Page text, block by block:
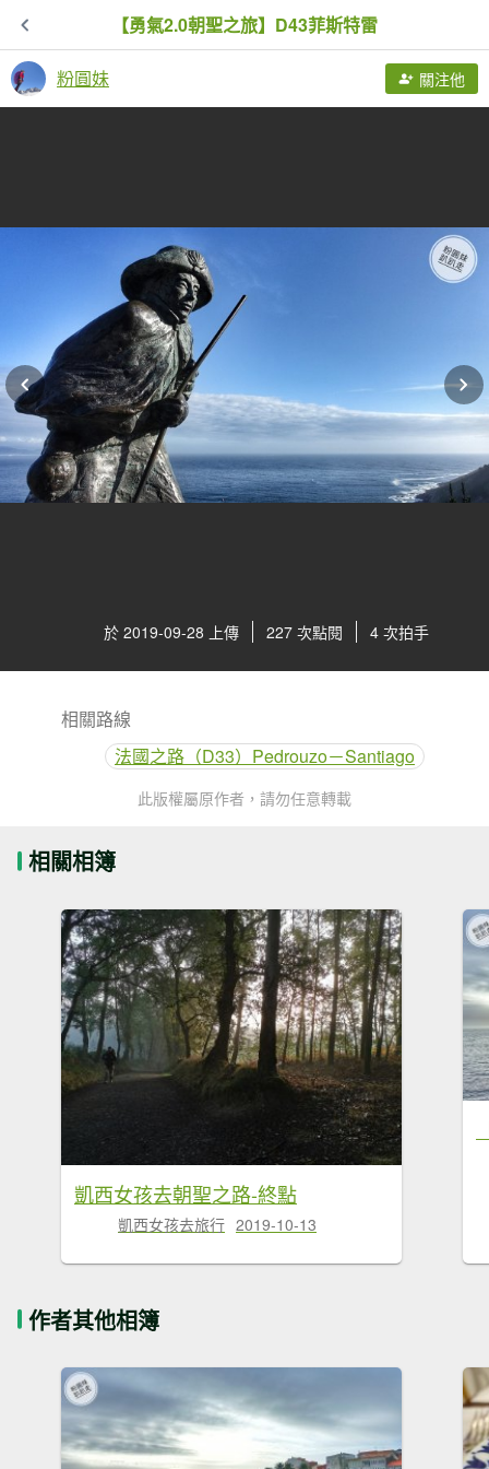
【勇氣2.0朝聖之旅】D43菲斯特雷
粉圓妹 關注他
於 2019-09-28 上傳 227 次點閱 4 次拍手
相關路線
法國之路（D33）Pedrouzo－Santiago
此版權屬原作者，請勿任意轉載
相關相簿
凱西女孩去朝聖之路-終點
凱西女孩去旅行 2019-10-13
作者其他相簿